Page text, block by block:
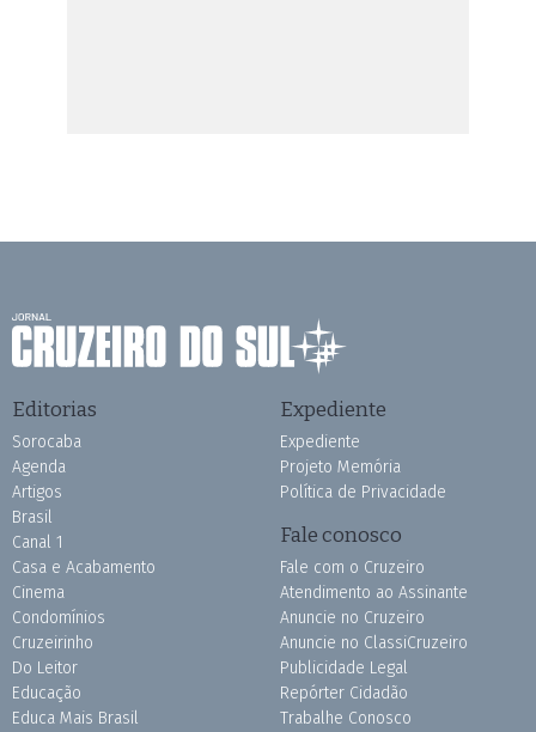
Editorias
Sorocaba
Agenda
Artigos
Brasil
Canal 1
Casa e Acabamento
Cinema
Condomínios
Cruzeirinho
Do Leitor
Educação
Educa Mais Brasil
Expediente
Expediente
Projeto Memória
Política de Privacidade
Fale conosco
Fale com o Cruzeiro
Atendimento ao Assinante
Anuncie no Cruzeiro
Anuncie no ClassiCruzeiro
Publicidade Legal
Repórter Cidadão
Trabalhe Conosco